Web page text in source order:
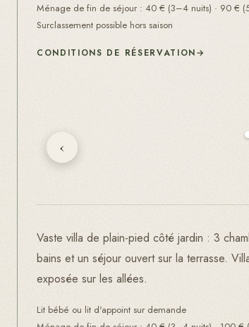
Ménage de fin de séjour : 40 € (3–4 nuits) · 90 € (
Surclassement possible hors saison
CONDITIONS DE RÉSERVATION→
‹
Vaste villa de plain-pied côté jardin : 3
bains et un séjour ouvert sur la terrasse.
exposée sur les allées.
Lit bébé ou lit d'appoint sur demande